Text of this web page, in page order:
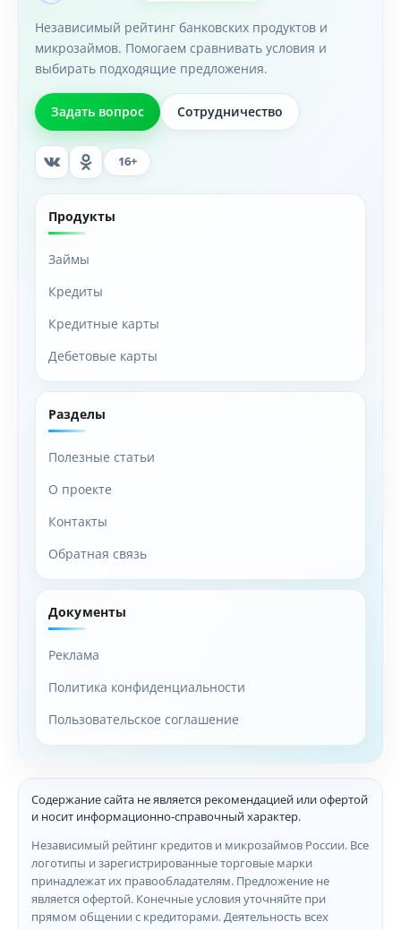
Независимый рейтинг банковских продуктов и
микрозаймов. Помогаем сравнивать условия и
выбирать подходящие предложения.
Задать вопрос Сотрудничество
16+
Продукты
Займы
Кредиты
Кредитные карты
Дебетовые карты
Разделы
Полезные статьи
О проекте
Контакты
Обратная связь
Документы
Реклама
Политика конфиденциальности
Пользовательское соглашение
Содержание сайта не является рекомендацией или офертой
и носит информационно-справочный характер.
Независимый рейтинг кредитов и микрозаймов России. Все
логотипы и зарегистрированные торговые марки
принадлежат их правообладателям. Предложение не
является офертой. Конечные условия уточняйте при
прямом общении с кредиторами. Деятельность всех